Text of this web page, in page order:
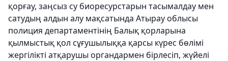
қорғау, заңсыз су биоресурстарын тасымалдау мен
сатудың алдын алу мақсатында Атырау облысы
полиция департаментінің Балық қорларына
қылмыстық қол сұғушылыққа қарсы күрес бөлімі
жергілікті атқарушы органдармен бірлесіп, жүйелі